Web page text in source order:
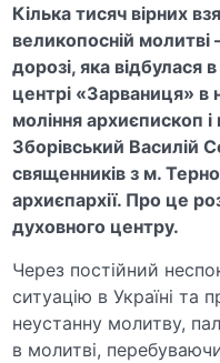
Кілька тисяч вірних
великопосній молитві
дорозі, яка відбулася
центрі «Зарваниця» в
моління архиєпископ
Зборівський Василій
священників з м.
архиєпархії. Про це
духовного центру.
Через постійний
ситуацію в Україні та
неустанну молитву,
в молитві,